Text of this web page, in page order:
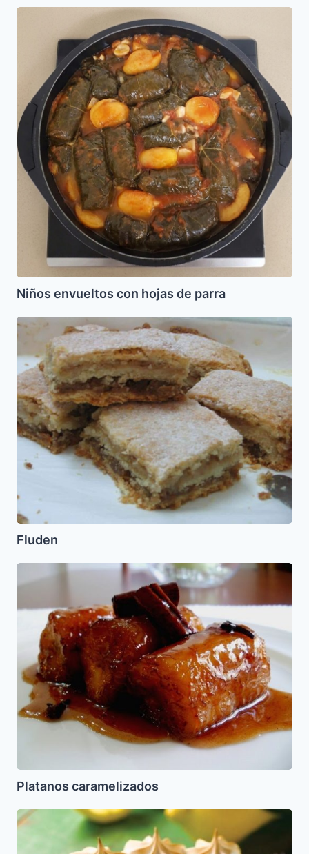
parra
Niños envueltos con hojas de parra
Fluden
Fluden
caramelizados
Platanos caramelizados
Pie